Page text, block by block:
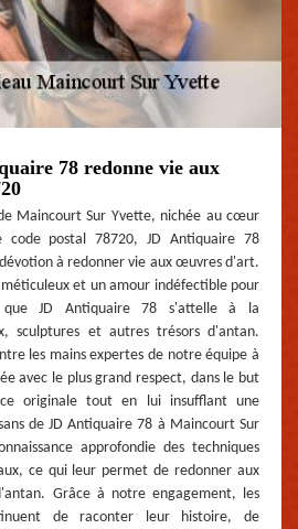
78 redonne vie aux
Maincourt Sur Yvette, nichée au cœur
postal 78720, JD Antiquaire 78
à redonner vie aux œuvres d'art.
et un amour indéfectible pour
JD Antiquaire 78 s'attelle à la
sculptures et autres trésors d'antan.
les mains expertes de notre équipe à
avec le plus grand respect, dans le but
originale tout en lui insufflant une
de JD Antiquaire 78 à Maincourt Sur
approfondie des techniques
ce qui leur permet de redonner aux
Grâce à notre engagement, les
de raconter leur histoire, de